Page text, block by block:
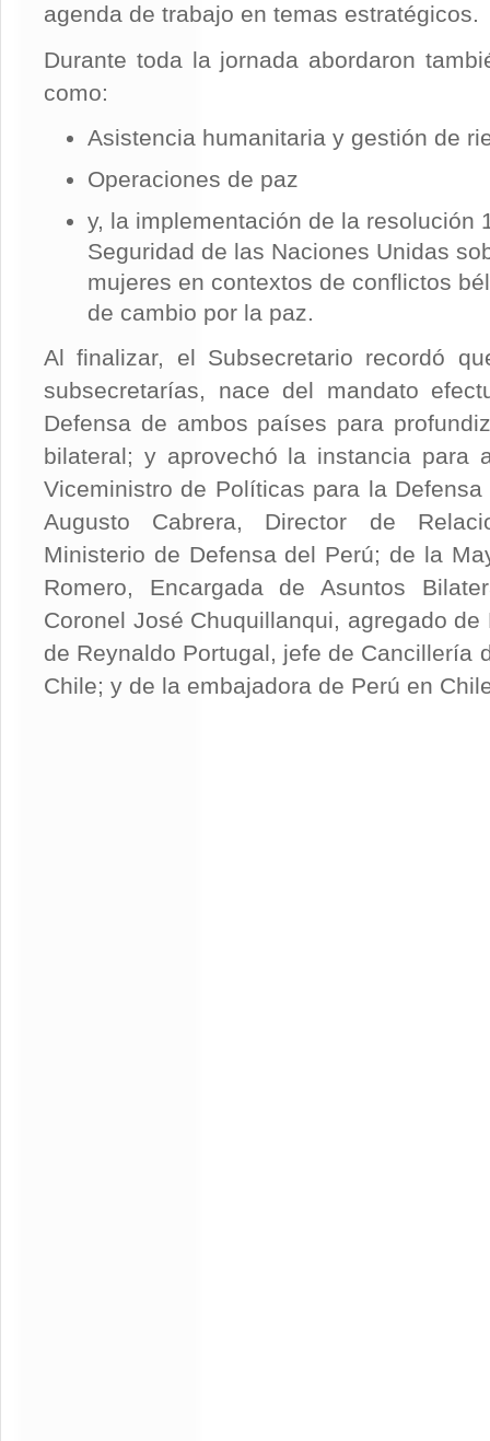
agenda de trabajo en temas estratégicos.
Durante toda la jornada abordaron
como:
Asistencia humanitaria y gestión de
Operaciones de paz
y, la implementación de la resolución
Seguridad de las Naciones Unidas
mujeres en contextos de conflictos
de cambio por la paz.
Al finalizar, el Subsecretario recordó
subsecretarías, nace del mandato
Defensa de ambos países para
bilateral; y aprovechó la instancia para
Viceministro de Políticas para la
Augusto Cabrera, Director de
Ministerio de Defensa del Perú; de la
Romero, Encargada de Asuntos
Coronel José Chuquillanqui, agregado
de Reynaldo Portugal, jefe de Cancillería
Chile; y de la embajadora de Perú en